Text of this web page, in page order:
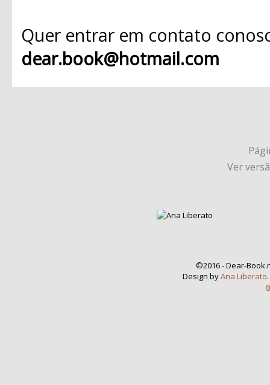
Quer entrar em contato
dear.book@hotmail.com
Ver
©2016 - Dear-
Design byAna Liberato